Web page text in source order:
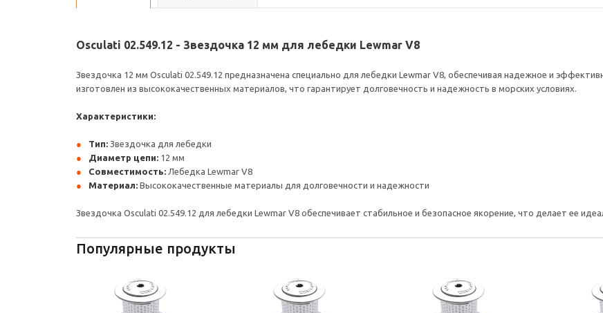
Osculati 02.549.12 - Звездочка 12 мм для лебедки Lewmar V8
Звездочка 12 мм Osculati 02.549.12 предназначена специально для лебедки Lewmar V8, обеспечивая надежное и
изготовлен из высококачественных материалов, что гарантирует долговечность и надежность в морских условиях.
Характеристики:
Тип: Звездочка для лебедки
Диаметр цепи: 12 мм
Совместимость: Лебедка Lewmar V8
Материал: Высококачественные материалы для долговечности и надежности
Звездочка Osculati 02.549.12 для лебедки Lewmar V8 обеспечивает стабильное и безопасное якорение, что делает ее
Популярные продукты